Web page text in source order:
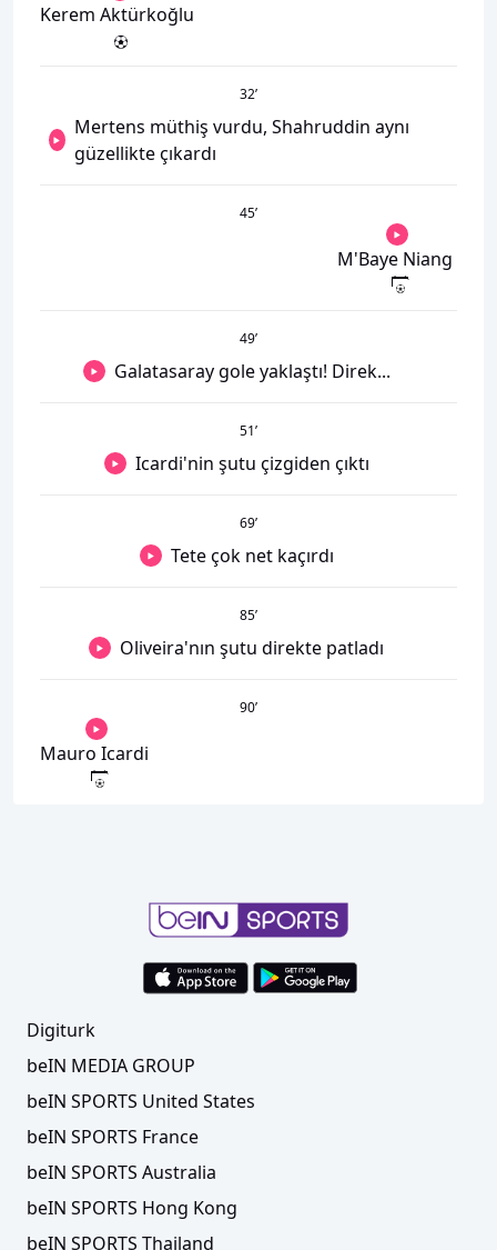
Kerem Aktürkoğlu
32’
Mertens müthiş vurdu, Shahruddin aynı
güzellikte çıkardı
45’
M'Baye Niang
49’
Galatasaray gole yaklaştı! Direk...
51’
Icardi'nin şutu çizgiden çıktı
69’
Tete çok net kaçırdı
85’
Oliveira'nın şutu direkte patladı
90’
Mauro Icardi
Digiturk
beIN MEDIA GROUP
beIN SPORTS United States
beIN SPORTS France
beIN SPORTS Australia
beIN SPORTS Hong Kong
beIN SPORTS Thailand